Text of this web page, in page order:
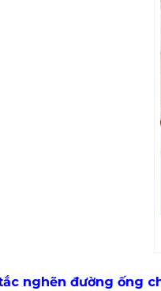
nghẽn đường ống